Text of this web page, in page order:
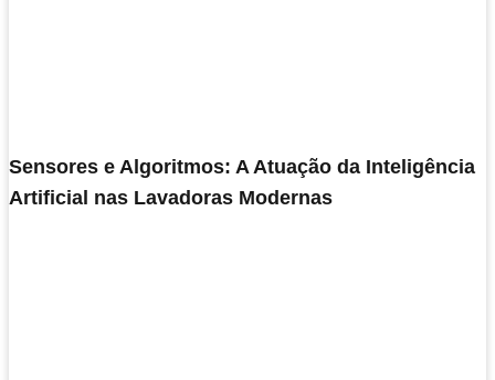
Sensores e Algoritmos: A Atuação da Inteligência
Artificial nas Lavadoras Modernas